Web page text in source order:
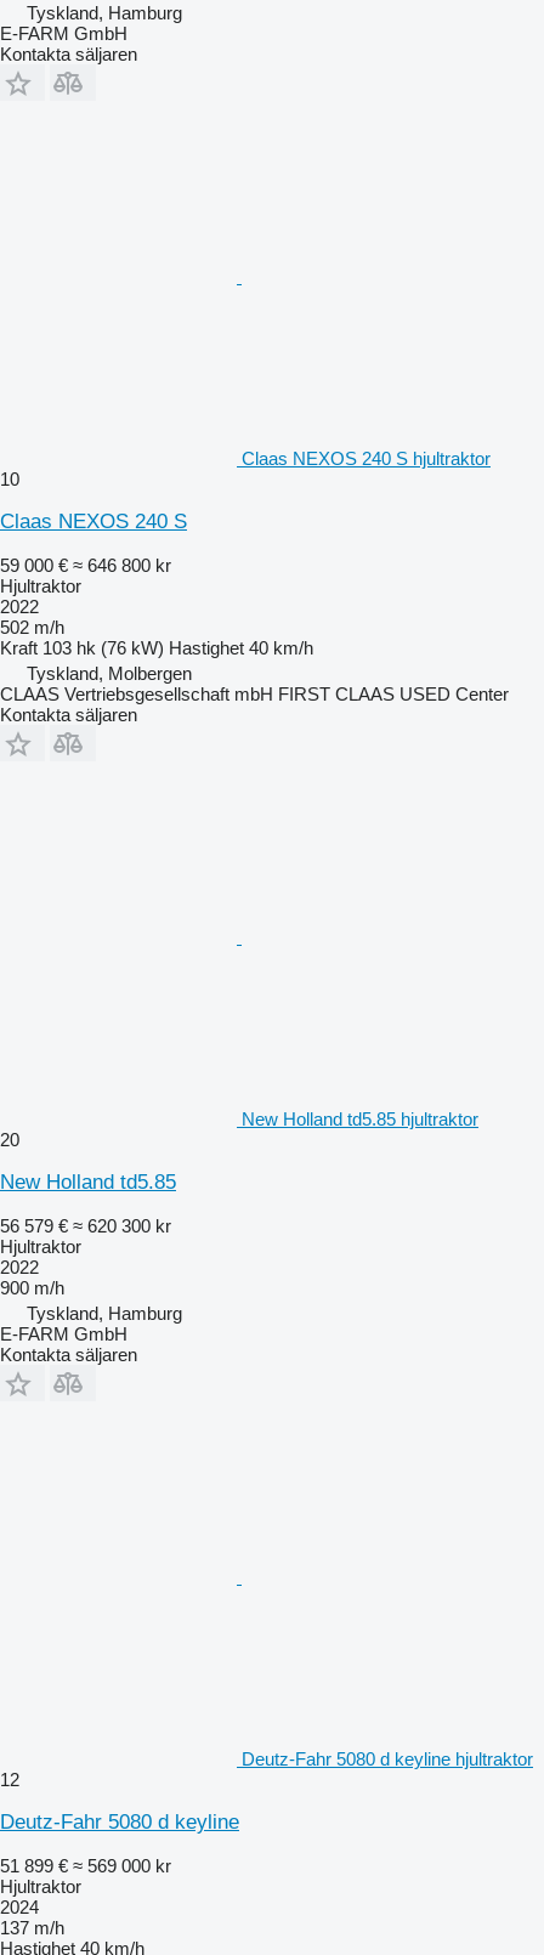
Tyskland, Hamburg
E-FARM GmbH
Kontakta säljaren
Claas NEXOS 240 S hjultraktor
10
Claas NEXOS 240 S
59 000 € ≈ 646 800 kr
Hjultraktor
2022
502 m/h
Kraft 103 hk (76 kW) Hastighet 40 km/h
Tyskland, Molbergen
CLAAS Vertriebsgesellschaft mbH FIRST CLAAS USED Center
Kontakta säljaren
New Holland td5.85 hjultraktor
20
New Holland td5.85
56 579 € ≈ 620 300 kr
Hjultraktor
2022
900 m/h
Tyskland, Hamburg
E-FARM GmbH
Kontakta säljaren
Deutz-Fahr 5080 d keyline hjultraktor
12
Deutz-Fahr 5080 d keyline
51 899 € ≈ 569 000 kr
Hjultraktor
2024
137 m/h
Hastighet 40 km/h